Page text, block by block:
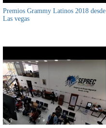
Premios Grammy Latinos 2018 desde
Las vegas